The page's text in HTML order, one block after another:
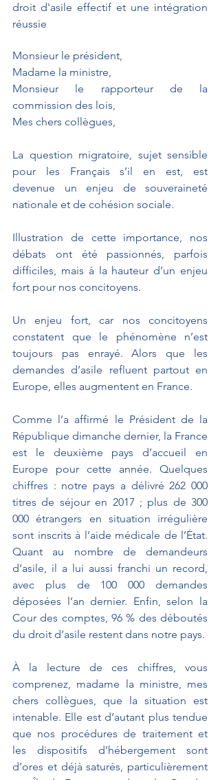
droit d'asile effectif et une intégration
réussie
Monsieur le président,
Madame la ministre,
Monsieur le rapporteur de la
commission des lois,
Mes chers collègues,
La question migratoire, sujet sensible
pour les Français s’il en est, est
devenue un enjeu de souveraineté
nationale et de cohésion sociale.
Illustration de cette importance, nos
débats ont été passionnés, parfois
difficiles, mais à la hauteur d’un enjeu
fort pour nos concitoyens.
Un enjeu fort, car nos concitoyens
constatent que le phénomène n’est
toujours pas enrayé. Alors que les
demandes d’asile refluent partout en
Europe, elles augmentent en France.
Comme l’a affirmé le Président de la
République dimanche dernier, la France
est le deuxième pays d’accueil en
Europe pour cette année. Quelques
chiffres : notre pays a délivré 262 000
titres de séjour en 2017 ; plus de 300
000 étrangers en situation irrégulière
sont inscrits à l’aide médicale de l’État.
Quant au nombre de demandeurs
d’asile, il a lui aussi franchi un record,
avec plus de 100 000 demandes
déposées l’an dernier. Enfin, selon la
Cour des comptes, 96 % des déboutés
du droit d’asile restent dans notre pays.
À la lecture de ces chiffres, vous
comprenez, madame la ministre, mes
chers collègues, que la situation est
intenable. Elle est d’autant plus tendue
que nos procédures de traitement et
les dispositifs d’hébergement sont
d’ores et déjà saturés, particulièrement